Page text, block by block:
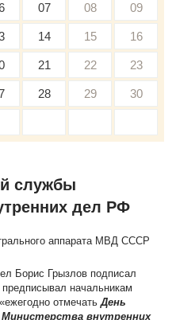
07 08 09
14 15 16
21 22 23
28 29 30
службы
дел РФ
аппарата МВД СССР
Борис Грызлов подписал
начальникам
отмечатьДень
внутренних